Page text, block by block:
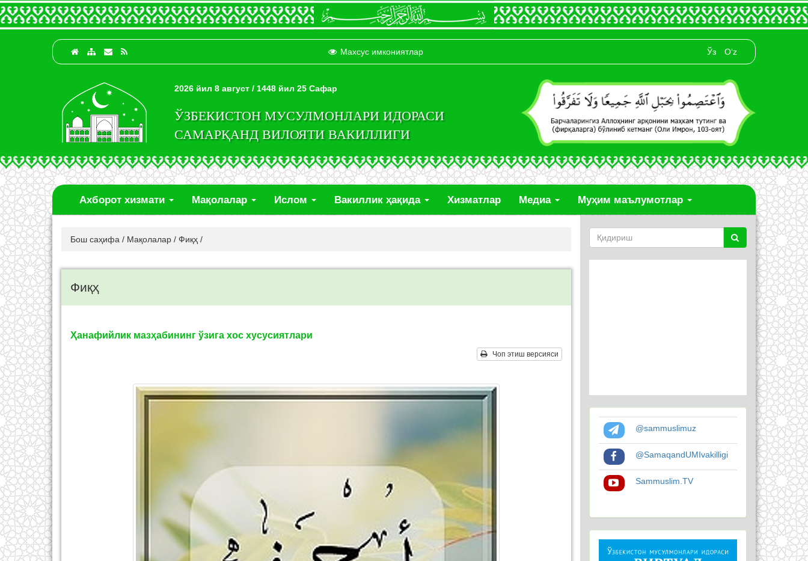
Махсус имкониятлар Ўз O‘z
2026 йил 8 август / 1448 йил 25 Сафар
ЎЗБЕКИСТОН МУСУЛМОНЛАРИ ИДОРАСИ
САМАРҚАНД ВИЛОЯТИ ВАКИЛЛИГИ
Ахборот хизмати Мақолалар Ислом Вакиллик ҳақида Хизматлар Медиа Муҳим маълумотлар
Бош саҳифа / Мақолалар / Фиқҳ /
Фиқҳ
Ҳанафийлик мазҳабининг ўзига хос хусусиятлари
Чоп этиш версияси
@sammuslimuz
@SamaqandUMIvakilligi
Sammuslim.TV